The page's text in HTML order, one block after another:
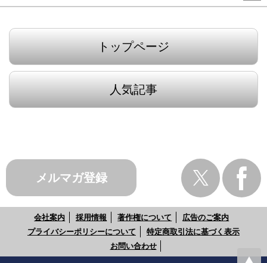
トップページ
人気記事
メルマガ登録
会社案内 採用情報 著作権について
広告のご案内
プライバシーポリシーについて
特定商取引法に基づく表示
お問い合わせ